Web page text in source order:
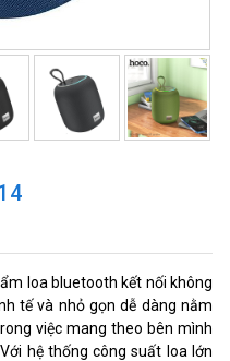
loa bluetooth kết nối không
tế và nhỏ gọn dễ dàng nằm
việc mang theo bên mình
hệ thống công suất loa lớn